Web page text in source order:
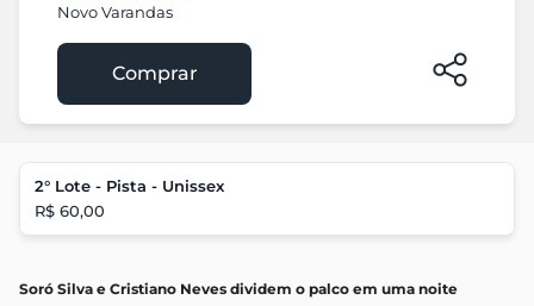
Novo Varandas
Comprar
2° Lote - Pista - Unissex
R$ 60,00
Soró Silva e Cristiano Neves dividem o palco em uma noite